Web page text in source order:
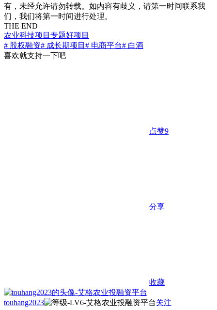
有，未经允许请勿转载。如内容有歧义，请第一时间联系我
们，我们将第一时间进行处理。
THE END
农业科技项目专题好项目
# 股权融资# 成长期项目 # 电商平台# 白酒
喜欢就支持一下吧
点赞9
分享
收藏
touhang2023 关注